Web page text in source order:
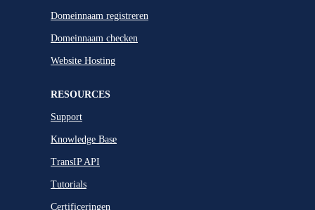
Domeinnaam registreren
Domeinnaam checken
Website Hosting
RESOURCES
Support
Knowledge Base
TransIP API
Tutorials
Certificeringen